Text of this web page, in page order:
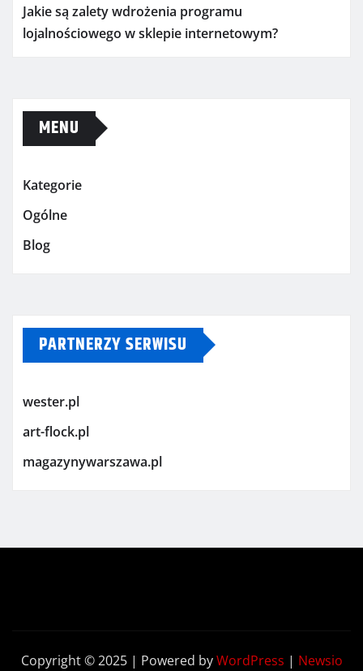
Jakie są zalety wdrożenia programu
lojalnościowego w sklepie internetowym?
MENU
Kategorie
Ogólne
Blog
PARTNERZY SERWISU
wester.pl
art-flock.pl
magazynywarszawa.pl
Copyright © 2025 | Powered byWordPress | Newsio